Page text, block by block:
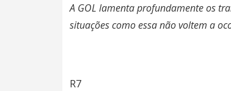
A GOL lamenta profundamente os
situações como essa não voltem a
R7